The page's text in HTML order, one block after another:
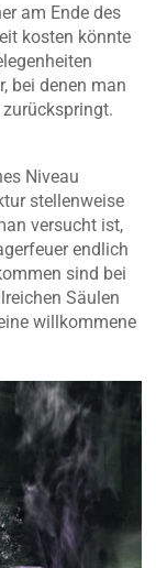
am Ende des
kosten könnte
bei denen man
Niveau
stellenweise
versucht ist,
endlich
sind bei
Säulen
willkommene